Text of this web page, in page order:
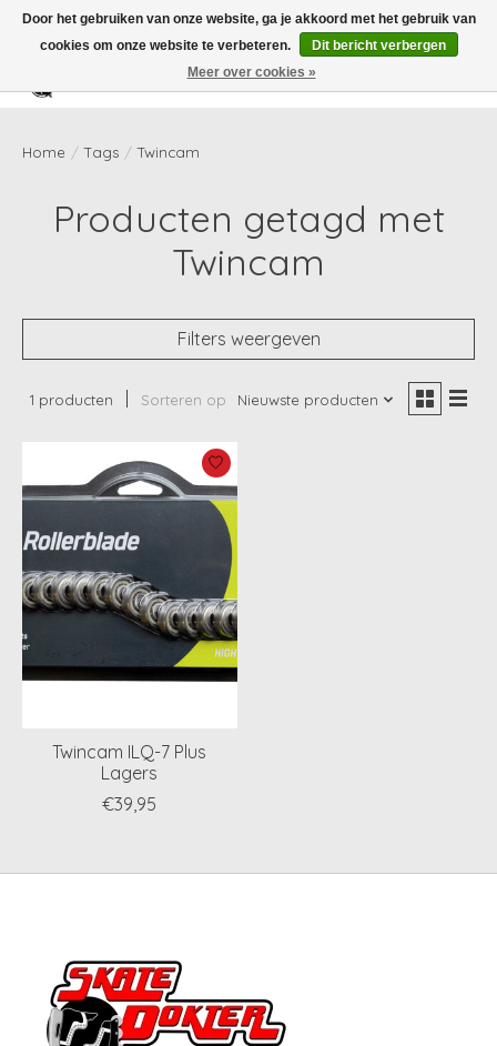
Verlanglijst
Home / Tags / Twincam
Producten getagd met
Twincam
Filters weergeven
1 producten Sorteren op Nieuwste producten
Twincam ILQ-7 Plus
Lagers
€39,95
Door het gebruiken van onze website, ga je akkoord met het gebruik van
cookies om onze website te verbeteren.
Dit bericht verbergen
Meer over cookies »